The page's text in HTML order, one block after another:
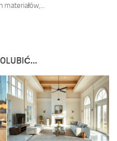
materiałów,...